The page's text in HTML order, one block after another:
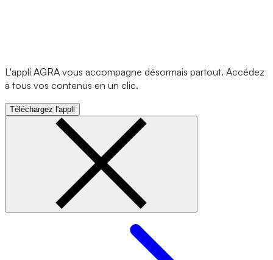
L'appli AGRA vous accompagne désormais partout. Accédez
à tous vos contenus en un clic.
Téléchargez l'appli